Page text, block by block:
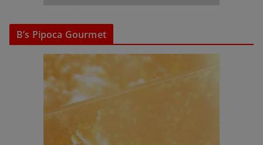
B’s Pipoca Gourmet